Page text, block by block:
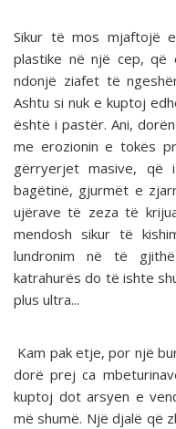
Sikur të mos mjaftojë
plastike në një cep, që
ndonjë ziafet të
Ashtu si nuk e kuptoj
është i pastër. Ani,
me erozionin e tokës
gërryerjet masive,
bagëtinë, gjurmët e
ujërave të zeza të
mendosh sikur të
lundronim në të
katrahurës do të ishte
plus ultra...
Kam pak etje, por një
dorë prej ca
kuptoj dot arsyen e
më shumë. Një djalë që